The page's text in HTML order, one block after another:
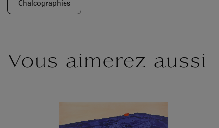
Chalcographies
Vous aimerez aussi